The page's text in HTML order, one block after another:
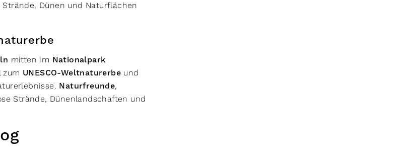
Strände, Dünen und Naturflächen
mitten im Nationalpark
zum UNESCO-Weltnaturerbe und
Naturfreunde,
Strände, Dünenlandschaften und